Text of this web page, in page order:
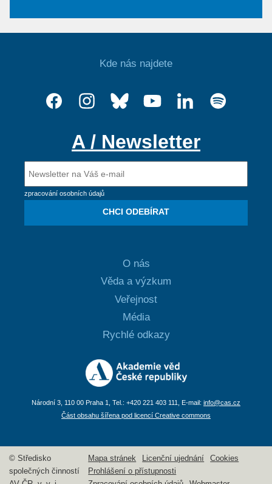
Kde nás najdete
A / Newsletter
zpracování osobních údajů
CHCI ODEBÍRAT
O nás
Věda a výzkum
Veřejnost
Média
Rychlé odkazy
Národní 3, 110 00 Praha 1, Tel.: +420 221 403 111, E-mail: info@cas.cz
Část obsahu šířena pod licencí Creative commons
© Středisko
společných činností
Mapa stránek Licenční ujednání
Cookies
Prohlášení o přístupnosti